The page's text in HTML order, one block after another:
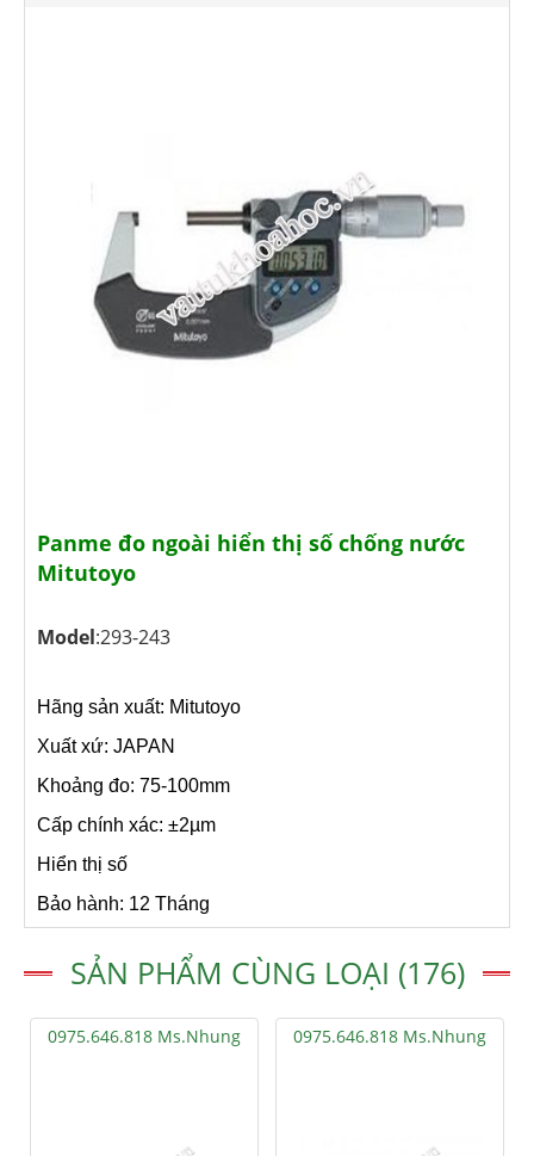
Panme đo ngoài hiển thị số chống nước
Mitutoyo
Model:293-243
Hãng sản xuất: Mitutoyo
Xuất xứ: JAPAN
Khoảng đo: 75-100mm
Cấp chính xác: ±2µm
Hiển thị số
Bảo hành: 12 Tháng
SẢN PHẨM CÙNG LOẠI (176)
0975.646.818 Ms.Nhung 0975.646.818 Ms.Nhung